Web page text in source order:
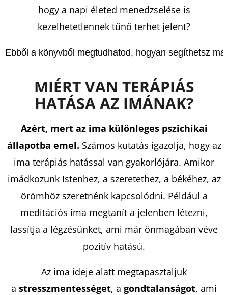
hogy a napi életed menedzselése is
kezelhetetlennek tűnő terhet jelent?
Ebből a könyvből megtudhatod, hogyan segíthetsz
MIÉRTVAN TERÁPIÁS
HATÁSAAZ IMÁNAK?
Azért, mert az ima különleges pszichikai
állapotba emel. Számos kutatás igazolja, hogy az
ima terápiás hatással van gyakorlójára. Amikor
imádkozunk Istenhez, a szeretethez, a békéhez, az
örömhöz szeretnénk kapcsolódni. Például a
meditációs ima megtanít a jelenben létezni,
lassítja a légzésünket, ami már önmagában véve
pozitív hatású.
Az ima ideje alatt megtapasztaljuk
a stresszmentességet, a gondtalanságot, ami
ARISTOTLE
BENJAMIN
ALIRE
Korábbi: